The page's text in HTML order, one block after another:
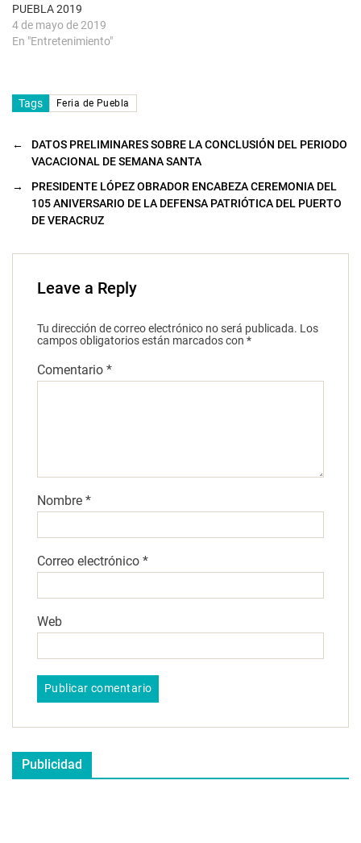
a
PUEBLA 2019
4 de mayo de 2019
En "Entretenimiento"
Tags Feria de Puebla
←
DATOS PRELIMINARES SOBRE LA CONCLUSIÓN DEL PERIODO
VACACIONAL DE SEMANA SANTA
→
PRESIDENTE LÓPEZ OBRADOR ENCABEZA CEREMONIA DEL
105 ANIVERSARIO DE LA DEFENSA PATRIÓTICA DEL PUERTO
DE VERACRUZ
Leave a Reply
Tu dirección de correo electrónico no será publicada. Los
campos obligatorios están marcados con *
Comentario *
Nombre *
Correo electrónico *
Web
Publicidad